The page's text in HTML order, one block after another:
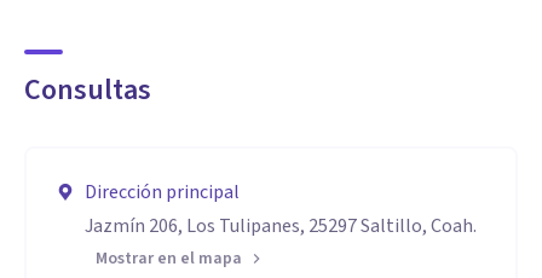
Consultas
Dirección principal
Jazmín 206, Los Tulipanes, 25297 Saltillo, Coah.
Mostrar en el mapa